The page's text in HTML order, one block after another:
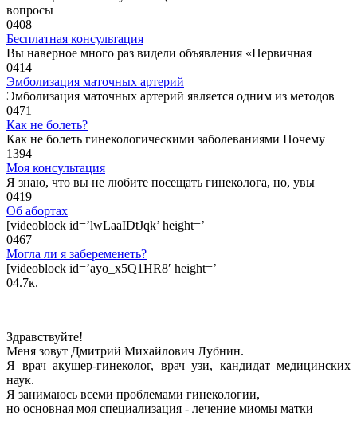
вопросы
0408
Бесплатная консультация
Вы наверное много раз видели объявления «Первичная
0414
Эмболизация маточных артерий
Эмболизация маточных артерий является одним из методов
0471
Как не болеть?
Как не болеть гинекологическими заболеваниями Почему
1394
Моя консультация
Я знаю, что вы не любите посещать гинеколога, но, увы
0419
Об абортах
[videoblock id=’lwLaaIDtJqk’ height=’
0467
Могла ли я забеременеть?
[videoblock id=’ayo_x5Q1HR8′ height=’
04.7к.
Здравствуйте!
Меня зовут Дмитрий Михайлович Лубнин.
Я врач акушер-гинеколог, врач узи, кандидат медицинских
наук.
Я занимаюсь всеми проблемами гинекологии,
но основная моя специализация - лечение миомы матки